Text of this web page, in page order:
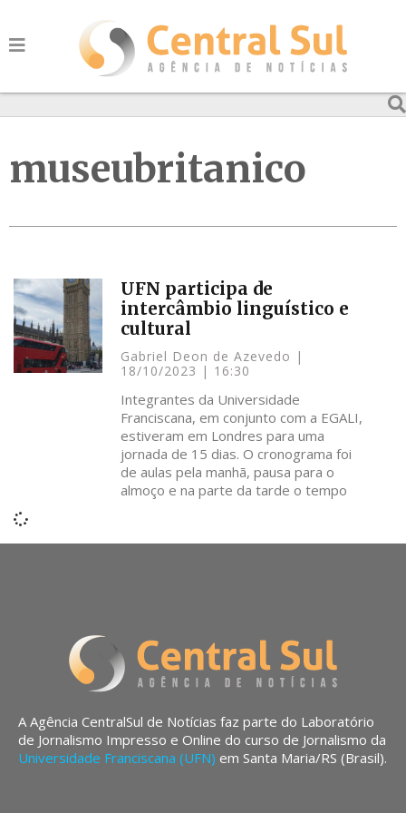
museubritanico
UFN participa de
intercâmbio linguístico e
cultural
Gabriel Deon de Azevedo
18/10/2023
16:30
Integrantes da Universidade
Franciscana, em conjunto com a EGALI,
estiveram em Londres para uma
jornada de 15 dias. O cronograma foi
de aulas pela manhã, pausa para o
almoço e na parte da tarde o tempo
A Agência CentralSul de Notícias faz parte do Laboratório
de Jornalismo Impresso e Online do curso de Jornalismo da
Universidade Franciscana (UFN) em Santa Maria/RS (Brasil).